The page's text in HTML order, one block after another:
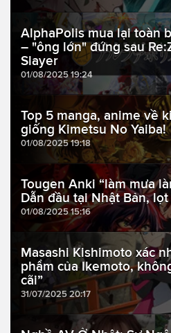
AlphaPolis mua lại toàn
– "ông lớn" đứng sau
Slayer
01/08/2025 19:24
Top 5 manga, anime về
giống Kimetsu No Yaiba!
01/08/2025 19:18
Tougen Anki “làm mưa
Dẫn đầu tại Nhật Bản,
01/08/2025 15:16
Masashi Kishimoto xác
phẩm của Ikemoto,
cãi”
31/07/2025 20:17